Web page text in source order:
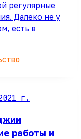
регулярные
Далеко не у
есть в
г.
работы и